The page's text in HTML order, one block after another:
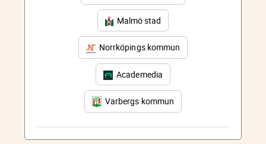
Malmö stad
Norrköpings kommun
Academedia
Varbergs kommun